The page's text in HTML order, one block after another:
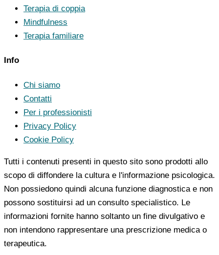
Terapia di coppia
Mindfulness
Terapia familiare
Info
Chi siamo
Contatti
Per i professionisti
Privacy Policy
Cookie Policy
Tutti i contenuti presenti in questo sito sono prodotti allo
scopo di diffondere la cultura e l'informazione psicologica.
Non possiedono quindi alcuna funzione diagnostica e non
possono sostituirsi ad un consulto specialistico. Le
informazioni fornite hanno soltanto un fine divulgativo e
non intendono rappresentare una prescrizione medica o
terapeutica.